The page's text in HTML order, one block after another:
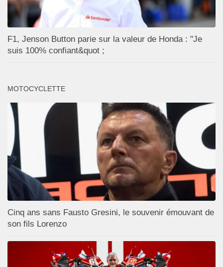
F1, Jenson Button parie sur la valeur de Honda : "Je
suis 100% confiant&quot ;
MOTOCYCLETTE
Cinq ans sans Fausto Gresini, le souvenir émouvant de
son fils Lorenzo